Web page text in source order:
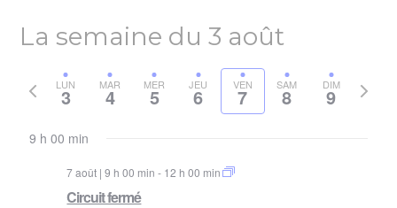
La semaine du 3 août
Semaine
précédente
LUN
3 MAR
4 MER
5 JEU
6 VEN
7 SAM
8 DIM
9
9 h 00 min
7 août | 9 h 00 min - 12 h 00 min
Circuit fermé